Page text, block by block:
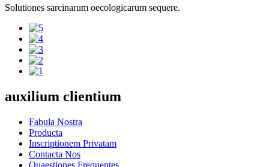
Solutiones sarcinarum oecologicarum sequere.
auxilium clientium
Fabula Nostra
Producta
Inscriptionem Privatam
Contacta Nos
Quaestiones Frequentes